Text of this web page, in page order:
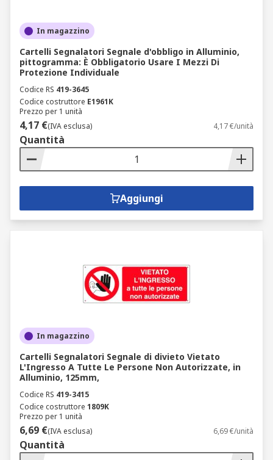
In magazzino
Cartelli Segnalatori Segnale d'obbligo in Alluminio,
pittogramma: È Obbligatorio Usare I Mezzi Di
Protezione Individuale
Codice RS 419-3645
Codice costruttore E1961K
Prezzo per 1 unità
4,17 €(IVA esclusa) 4,17 €/unità
Quantità
Aggiungi
In magazzino
Cartelli Segnalatori Segnale di divieto Vietato
L'Ingresso A Tutte Le Persone Non Autorizzate, in
Alluminio, 125mm,
Codice RS 419-3415
Codice costruttore 1809K
Prezzo per 1 unità
6,69 €(IVA esclusa) 6,69 €/unità
Quantità